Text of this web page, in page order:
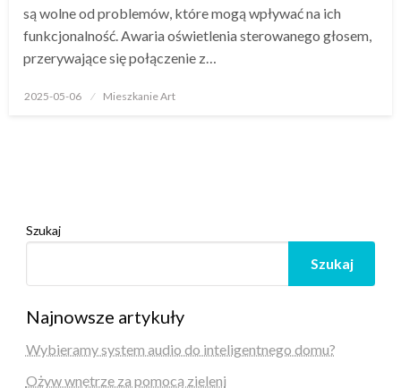
są wolne od problemów, które mogą wpływać na ich
funkcjonalność. Awaria oświetlenia sterowanego głosem,
przerywające się połączenie z…
Opublikowane
2025-05-06 Mieszkanie Art
Szukaj
Szukaj
Najnowsze artykuły
Wybieramy system audio do inteligentnego domu?
Ożyw wnętrze za pomocą zieleni